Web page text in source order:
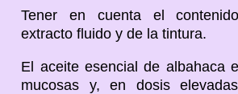
Tener en cuenta el
extracto fluido y de la tintura.
El aceite esencial de albahaca
mucosas y, en dosis